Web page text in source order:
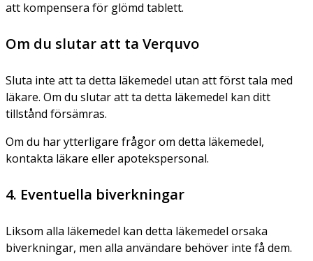
att kompensera för glömd tablett.
Om du slutar att ta Verquvo
Sluta inte att ta detta läkemedel utan att först tala med
läkare. Om du slutar att ta detta läkemedel kan ditt
tillstånd försämras.
Om du har ytterligare frågor om detta läkemedel,
kontakta läkare eller apotekspersonal.
4. Eventuella biverkningar
Liksom alla läkemedel kan detta läkemedel orsaka
biverkningar, men alla användare behöver inte få dem.